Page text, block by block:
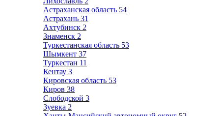
Астраханская область 54
Астрахань 31
Ахтубинск 2
Знаменск 2
Туркестанская область 53
Шымкент 37
Туркестан 11
Кентау 3
Кировская область 53
Киров 38
Слободской 3
Зуевка 2